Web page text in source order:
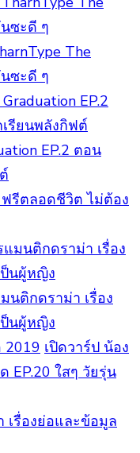
The
ซะดี ๆ
EP.2 ตอน
รีตลอดชีวิต ไม่ต้อง
นติกดราม่า เรื่อง
นผู้หญิง
เปิดวาร์ป น้อง
EP.20 ใสๆ วัยรุ่น
เรื่องย่อและข้อมูล